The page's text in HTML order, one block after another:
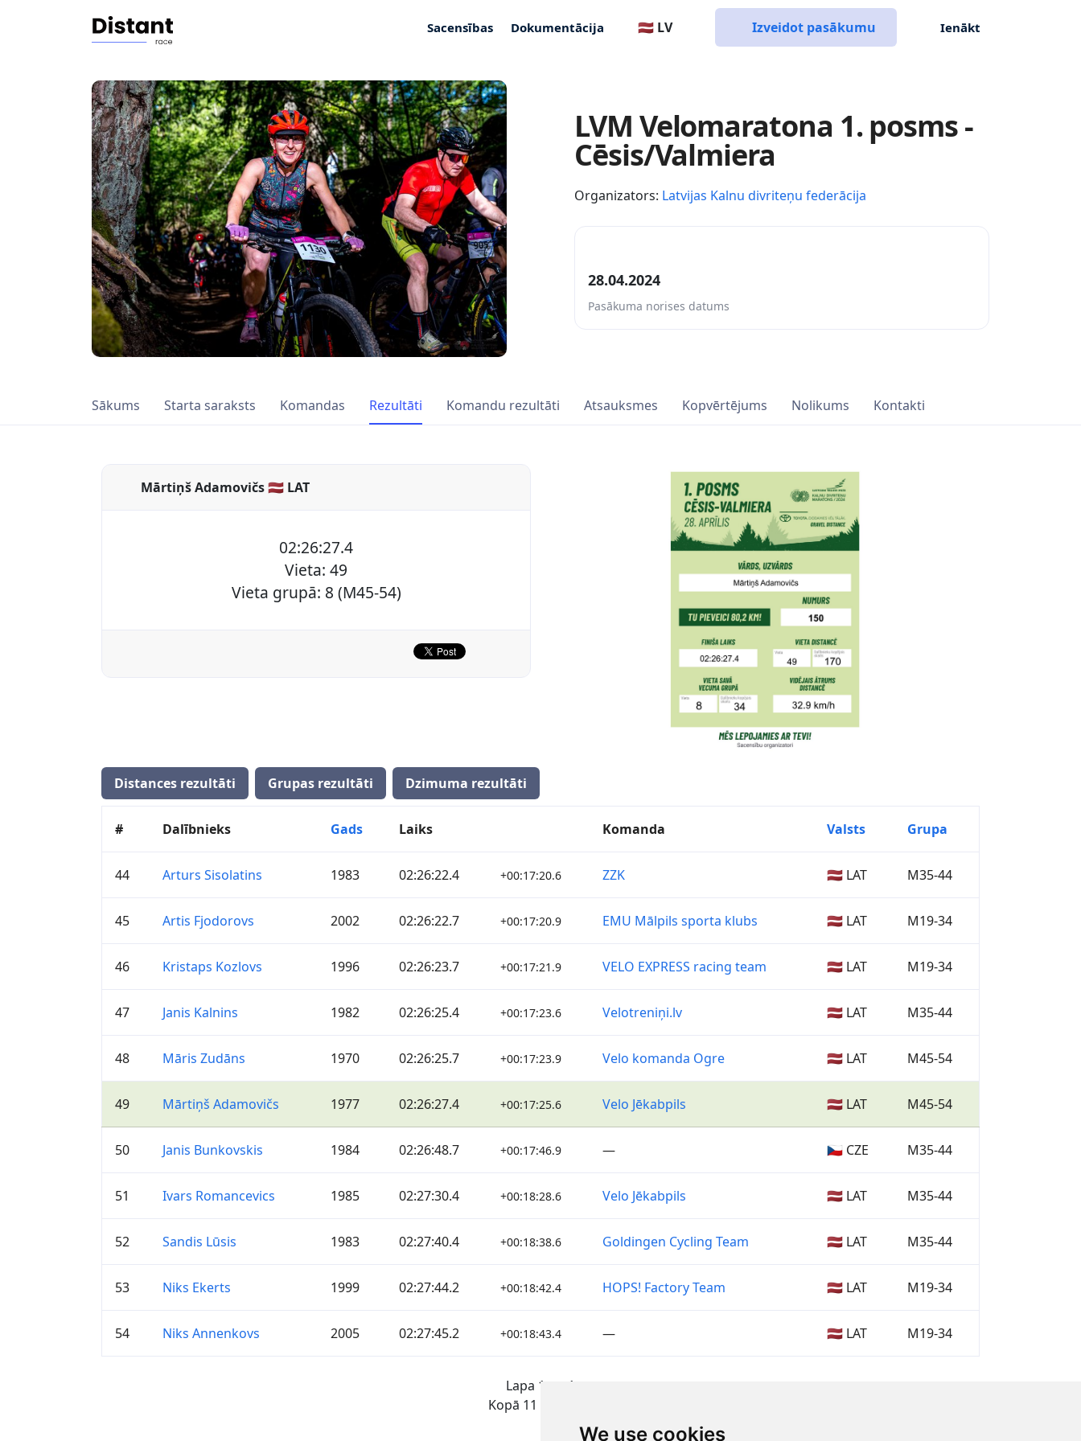
We use cookies
Sacensības Dokumentācija 🇱🇻 LV Izveidot pasākumu Ienākt
LVM Velomaratona 1. posms -
Cēsis/Valmiera
Organizators: Latvijas Kalnu divriteņu federācija
28.04.2024
Pasākuma norises datums
Sākums Starta saraksts Komandas Rezultāti Komandu rezultāti Atsauksmes Kopvērtējums Nolikums Kontakti
Mārtiņš Adamovičs 🇱🇻 LAT
02:26:27.4
Vieta: 49
Vieta grupā: 8 (M45-54)
Distances rezultāti Grupas rezultāti Dzimuma rezultāti
# Dalībnieks Gads Laiks Komanda Valsts Grupa
44 Arturs Sisolatins 1983 02:26:22.4 +00:17:20.6 ZZK 🇱🇻 LAT M35-44
45 Artis Fjodorovs 2002 02:26:22.7 +00:17:20.9 EMU Mālpils sporta klubs 🇱🇻 LAT M19-34
46 Kristaps Kozlovs 1996 02:26:23.7 +00:17:21.9 VELO EXPRESS racing team 🇱🇻 LAT M19-34
47 Janis Kalnins 1982 02:26:25.4 +00:17:23.6 Velotreniņi.lv 🇱🇻 LAT M35-44
48 Māris Zudāns 1970 02:26:25.7 +00:17:23.9 Velo komanda Ogre 🇱🇻 LAT M45-54
49 Mārtiņš Adamovičs 1977 02:26:27.4 +00:17:25.6 Velo Jēkabpils 🇱🇻 LAT M45-54
50 Janis Bunkovskis 1984 02:26:48.7 +00:17:46.9 — 🇨🇿 CZE M35-44
51 Ivars Romancevics 1985 02:27:30.4 +00:18:28.6 Velo Jēkabpils 🇱🇻 LAT M35-44
52 Sandis Lūsis 1983 02:27:40.4 +00:18:38.6 Goldingen Cycling Team 🇱🇻 LAT M35-44
53 Niks Ekerts 1999 02:27:44.2 +00:18:42.4 HOPS! Factory Team 🇱🇻 LAT M19-34
54 Niks Annenkovs 2005 02:27:45.2 +00:18:43.4 — 🇱🇻 LAT M19-34
Lapa 1 no 1
Kopā 11 Rezultāti